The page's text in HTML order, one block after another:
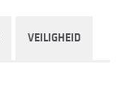
VEILIGHEID